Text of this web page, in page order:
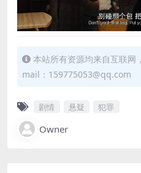
本站所有资源均来自互联网
mail：159775053@qq.com
剧情 悬疑 犯罪
Owner